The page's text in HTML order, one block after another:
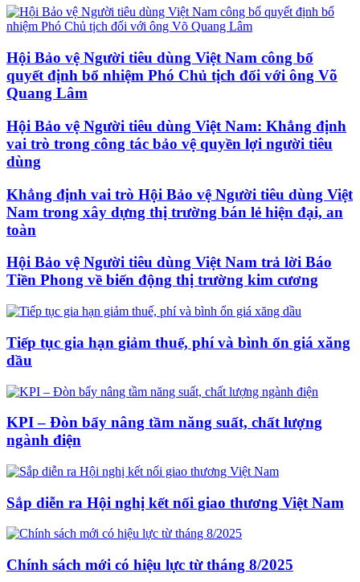
Hội Bảo vệ Người tiêu dùng Việt Nam công bố
quyết định bổ nhiệm Phó Chủ tịch đối với ông Võ
Quang Lâm
Hội Bảo vệ Người tiêu dùng Việt Nam: Khẳng định
vai trò trong công tác bảo vệ quyền lợi người tiêu
dùng
Khẳng định vai trò Hội Bảo vệ Người tiêu dùng Việt
Nam trong xây dựng thị trường bán lẻ hiện đại, an
toàn
Hội Bảo vệ Người tiêu dùng Việt Nam trả lời Báo
Tiền Phong về biến động thị trường kim cương
Tiếp tục gia hạn giảm thuế, phí và bình ổn giá xăng
dầu
KPI – Đòn bẩy nâng tầm năng suất, chất lượng
ngành điện
Sắp diễn ra Hội nghị kết nối giao thương Việt Nam
Chính sách mới có hiệu lực từ tháng 8/2025